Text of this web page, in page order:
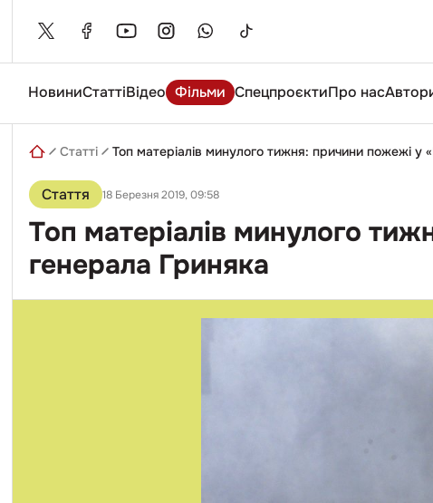
content
НовиниСтаттіВідео Фільми СпецпроєктиПро нас
Введіть
Статті Топ матеріалів минулого тижня: причини пожежі у
Стаття 18 Березня 2019, 09:58
Топ матеріалів минулого
генерала Гриняка